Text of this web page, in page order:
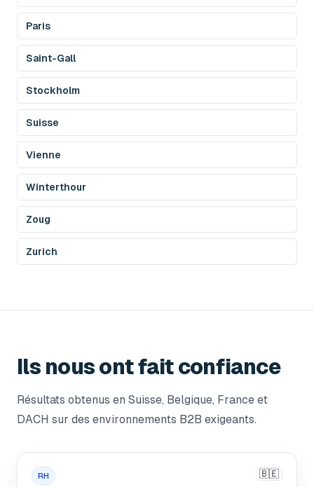
Paris
Saint-Gall
Stockholm
Suisse
Vienne
Winterthour
Zoug
Zurich
Ils nous ont fait confiance
Résultats obtenus en Suisse, Belgique, France et
DACH sur des environnements B2B exigeants.
RH 🇧🇪